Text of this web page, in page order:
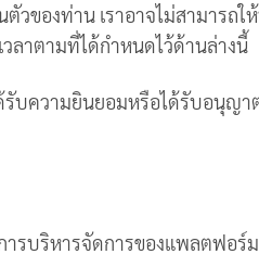
ของท่าน เราอาจไม่สามารถใ
ลาตามที่ได้กำหนดไว้ด้านล่างนี้
บความยินยอมหรือได้รับอนุญ
รบริหารจัดการของแพลตฟอร์